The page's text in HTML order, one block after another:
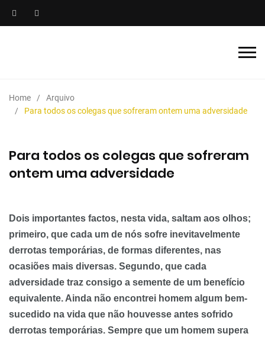
Home
Arquivo
Para todos os colegas que sofreram ontem uma adversidade
Para todos os colegas que sofreram
ontem uma adversidade
Dois importantes factos, nesta vida, saltam aos olhos;
primeiro, que cada um de nós sofre inevitavelmente
derrotas temporárias, de formas diferentes, nas
ocasiões mais diversas. Segundo, que cada
adversidade traz consigo a semente de um benefício
equivalente. Ainda não encontrei homem algum bem-
sucedido na vida que não houvesse antes sofrido
derrotas temporárias. Sempre que um homem supera